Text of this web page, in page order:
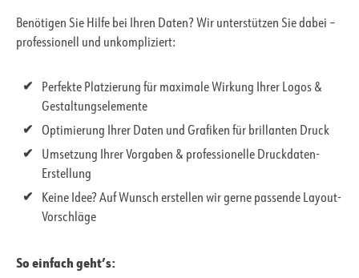
Benötigen Sie Hilfe bei Ihren Daten? Wir unterstützen Sie dabei –
professionell und unkompliziert:
Perfekte Platzierung für maximale Wirkung Ihrer Logos &
Gestaltungselemente
Optimierung Ihrer Daten und Grafiken für brillanten Druck
Umsetzung Ihrer Vorgaben & professionelle Druckdaten-
Erstellung
Keine Idee? Auf Wunsch erstellen wir gerne passende Layout-
Vorschläge
So einfach geht’s: